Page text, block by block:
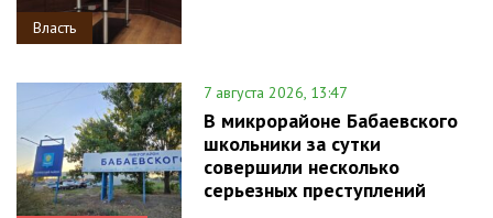
Власть
7 августа 2026, 13:47
В микрорайоне Бабаевского
школьники за сутки
совершили несколько
серьезных преступлений